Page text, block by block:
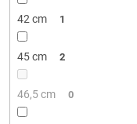
42 cm 1
45 cm 2
46,5 cm 0